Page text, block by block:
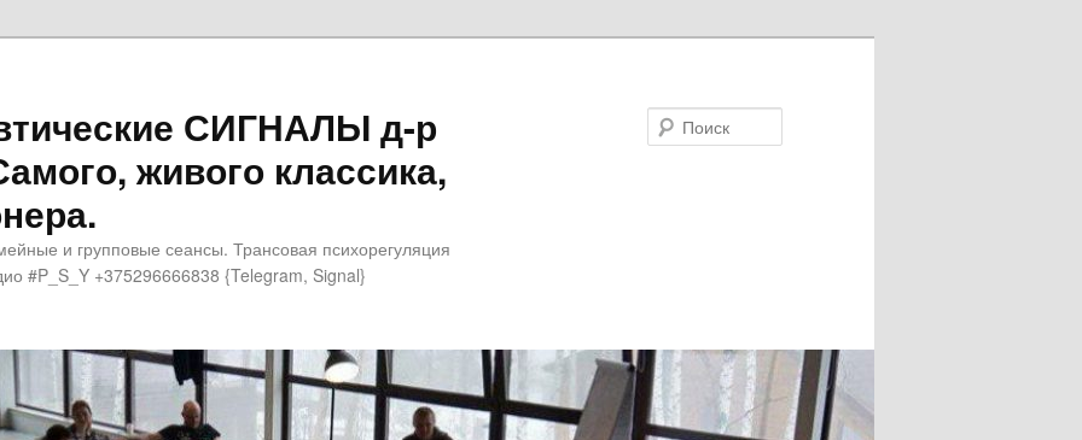
СИГНАЛЫ д-р
живого классика,
и групповые сеансы. Трансовая психорегуляция
#P_S_Y +375296666838 {Telegram, Signal}